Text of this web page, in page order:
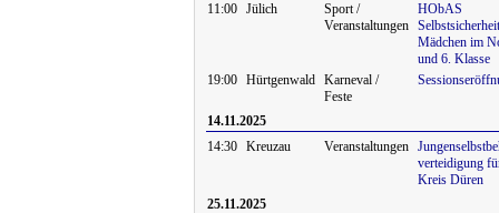
11:00 Jülich
Sport /
Veranstaltungen
HObAS
Mädchen im
und 6. Klasse
19:00 Hürtgenwald Karneval /
Feste
14.11.2025
14:30 Kreuzau Veranstaltungen
verteidigung
Kreis Düren
25.11.2025